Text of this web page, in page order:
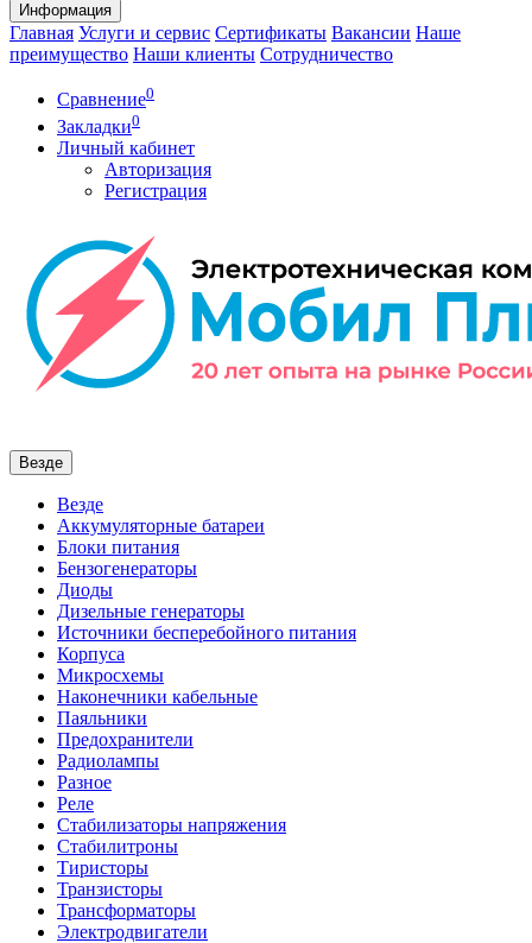
Информация
Главная Услуги и сервис Сертификаты Вакансии Наше
преимущество Наши клиенты Сотрудничество
Сравнение0
Закладки0
Личный кабинет
Авторизация
Регистрация
Везде
Везде
Аккумуляторные батареи
Блоки питания
Бензогенераторы
Диоды
Дизельные генераторы
Источники бесперебойного питания
Корпуса
Микросхемы
Наконечники кабельные
Паяльники
Предохранители
Радиолампы
Разное
Реле
Стабилизаторы напряжения
Стабилитроны
Тиристоры
Транзисторы
Трансформаторы
Электродвигатели